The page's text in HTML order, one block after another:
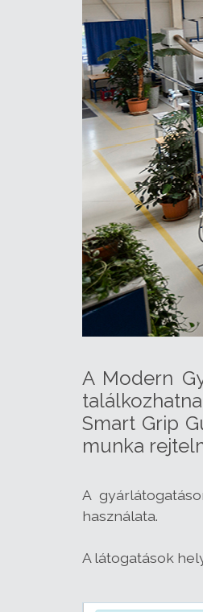
A Modern
Smart Grip
munka
A
használata.
A látogatások